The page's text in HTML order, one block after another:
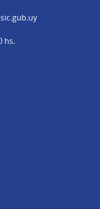
(Abrir en una
hs.
Digital en X
Digital en Facebook
Ciudadana Digital en